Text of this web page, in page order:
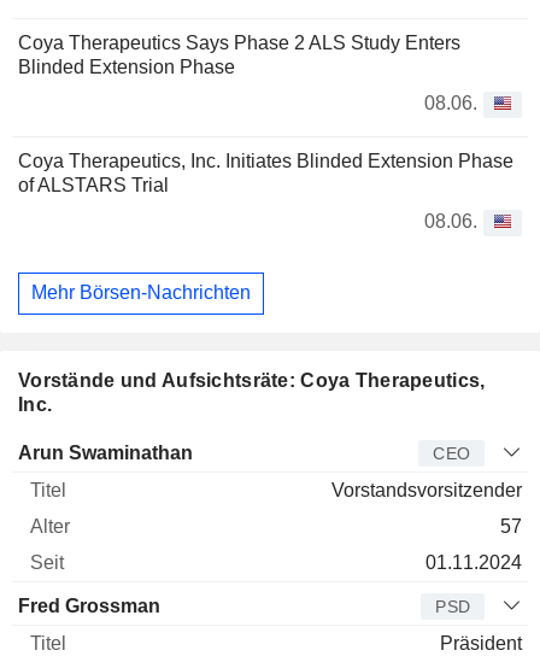
Coya Therapeutics Says Phase 2 ALS Study Enters
Blinded Extension Phase
08.06.
Coya Therapeutics, Inc. Initiates Blinded Extension Phase
of ALSTARS Trial
08.06.
Mehr Börsen-Nachrichten
Vorstände und Aufsichtsräte: Coya Therapeutics,
Inc.
Manager Titel Alter
Arun Swaminathan CEO
Vorstandsvorsitzender
57
01.11.2024
Fred Grossman PSD
Präsident